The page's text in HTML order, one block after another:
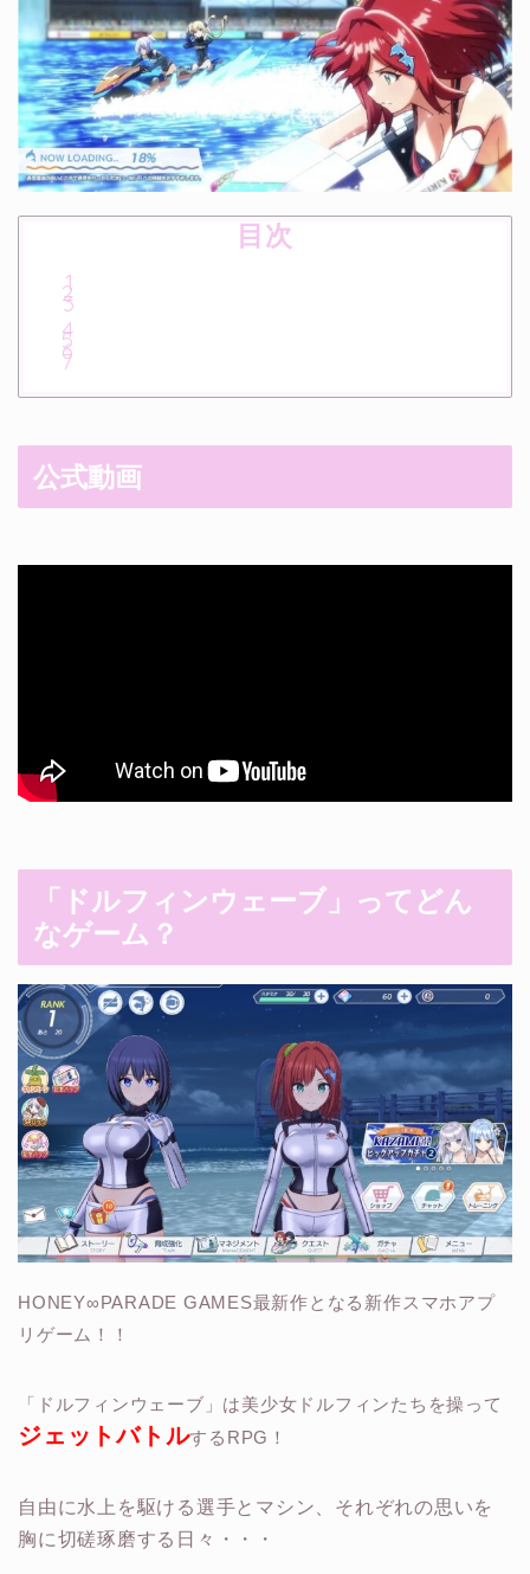
目次
公式動画
「ドルフィンウェーブ 」ってどん
なゲーム？
HONEY∞PARADE GAMES最新作となる 新作スマホアプ
リゲーム！！
「ドルフィンウェーブ」は美少女ドルフィンたちを操って
ジェットバトルするRPG！
自由に水上を駆ける選手とマシン、それぞれの思いを
胸に切磋琢磨する日々・・・